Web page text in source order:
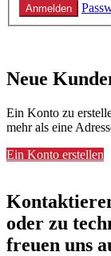
Anmelden
Neue
Ein Konto zu
mehr als eine
Ein Konto erstellen
oder zu
freuen uns